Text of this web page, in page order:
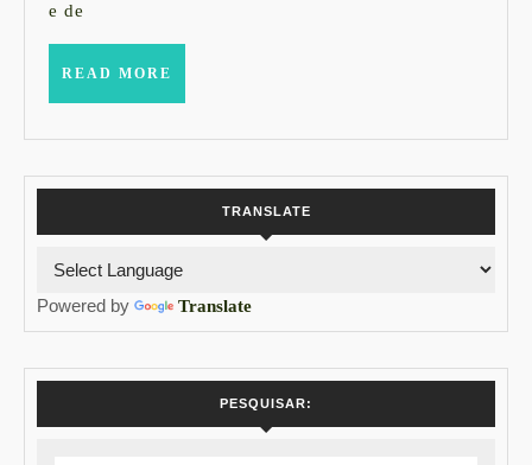
e de
READ MORE
TRANSLATE
Powered by Translate
PESQUISAR: